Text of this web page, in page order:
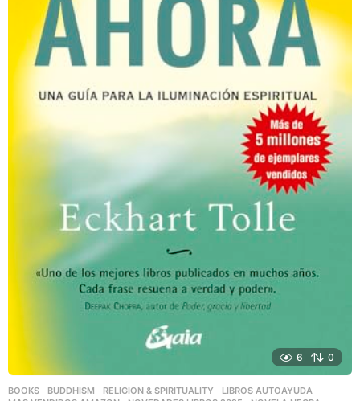
6 0
BOOKS ,BUDDHISM ,RELIGION & SPIRITUALITY LIBROS AUTOAYUDA